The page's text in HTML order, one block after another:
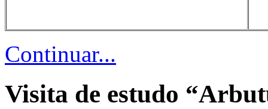
Continuar...
Visita de estudo